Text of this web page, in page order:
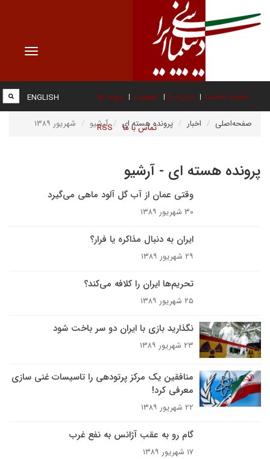
Toggle
صفحه نخست درباره ما عضویت پیوند ها
تماس با ما RSS
ENGLISH
صفحه‌اصلی اخبار پرونده هسته ای آرشیو شهریور ۱۳۸۹
پرونده هسته ای - آرشیو
وقتی عمان از آب گل آلود ماهی می‌گیرد
۳۰ شهریور ۱۳۸۹
ایران به دنبال مذاکره یا فرار؟
۲۹ شهریور ۱۳۸۹
تحریم‌ها ایران را کلافه می‌کند؟
۲۵ شهریور ۱۳۸۹
نگذارید بازی با ایران دو سر باخت شود
۲۳ شهریور ۱۳۸۹
منافقین یک مرکز پرتودهی را تاسیسات غنی سازی
معرفی کرد!
۲۲ شهریور ۱۳۸۹
گام رو به عقب آژانس به نفع غرب
۱۷ شهریور ۱۳۸۹